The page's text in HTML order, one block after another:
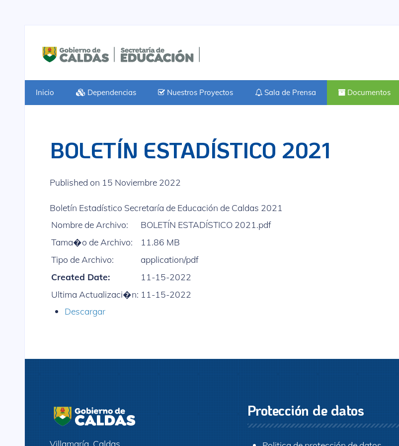
Inicio Dependencias Nuestros Proyectos Sala de Prensa Documentos
BOLETÍN ESTADÍSTICO 2021
Published on 15 Noviembre 2022
Boletín Estadístico Secretaría de Educación de Caldas 2021
Nombre de Archivo:
BOLETÍN ESTADÍSTICO 2021.pdf
Tama�o de Archivo:
11.86 MB
Tipo de Archivo:
application/pdf
Created Date:
11-15-2022
Ultima Actualizaci�n: 11-15-2022
Descargar
Villamaría, Caldas
Protección de datos